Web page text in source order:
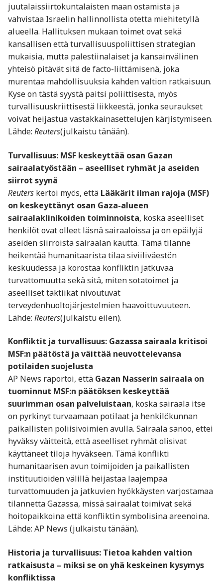
juutalaissiirtokuntalaisten maan ostamista ja
vahvistaa Israelin hallinnollista otetta miehitetyllä
alueella. Hallituksen mukaan toimet ovat sekä
kansallisen että turvallisuuspoliittisen strategian
mukaisia, mutta palestiinalaiset ja kansainvälinen
yhteisö pitävät sitä de facto-liittämisenä, joka
murentaa mahdollisuuksia kahden valtion ratkaisuun.
Kyse on tästä syystä paitsi poliittisesta, myös
turvallisuuskriittisestä liikkeestä, jonka seuraukset
voivat heijastua vastakkainasettelujen kärjistymiseen.
Lähde: Reuters(julkaistu tänään).
Turvallisuus: MSF keskeyttää osan Gazan
sairaalatyöstään – aseelliset ryhmät ja aseiden
siirrot syynä
Reuters kertoi myös, että Lääkärit ilman rajoja (MSF)
on keskeyttänyt osan Gaza-alueen
sairaalaklinikoiden toiminnoista, koska aseelliset
henkilöt ovat olleet läsnä sairaaloissa ja on epäilyjä
aseiden siirroista sairaalan kautta. Tämä tilanne
heikentää humanitaarista tilaa siviiliväestön
keskuudessa ja korostaa konfliktin jatkuvaa
turvattomuutta sekä sitä, miten sotatoimet ja
aseelliset taktiikat nivoutuvat
terveydenhuoltojärjestelmien haavoittuvuuteen.
Lähde: Reuters(julkaistu eilen).
Konfliktit ja turvallisuus: Gazassa sairaala kritisoi
MSF:n päätöstä ja väittää neuvottelevansa
potilaiden suojelusta
AP News raportoi, että Gazan Nasserin sairaala on
tuominnut MSF:n päätöksen keskeyttää
suurimman osan palveluistaan, koska sairaala itse
on pyrkinyt turvaamaan potilaat ja henkilökunnan
paikallisten poliisivoimien avulla. Sairaala sanoo, ettei
hyväksy väitteitä, että aseelliset ryhmät olisivat
käyttäneet tiloja hyväkseen. Tämä konflikti
humanitaarisen avun toimijoiden ja paikallisten
instituutioiden välillä heijastaa laajempaa
turvattomuuden ja jatkuvien hyökkäysten varjostamaa
tilannetta Gazassa, missä sairaalat toimivat sekä
hoitopaikkoina että konfliktin symbolisina areenoina.
Lähde: AP News (julkaistu tänään).
Historia ja turvallisuus: Tietoa kahden valtion
ratkaisusta – miksi se on yhä keskeinen kysymys
konfliktissa